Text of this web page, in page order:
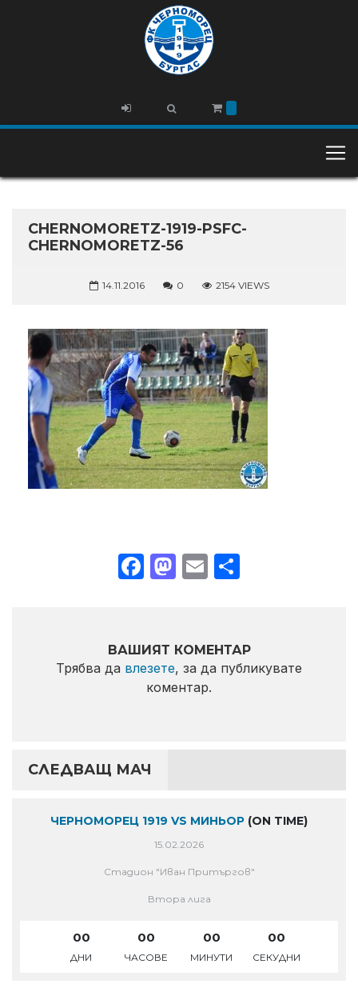
CHERNOMORETZ-1919-PSFC-
CHERNOMORETZ-56
14.11.2016 0 2154 VIEWS
Facebook
Mastodon
Email
ВАШИЯТ КОМЕНТАР
Трябва да влезете, за да публикувате
коментар.
СЛЕДВАЩ МАЧ
ЧЕРНОМОРЕЦ 1919 VS МИНЬОР (ON TIME)
15.02.2026
Стадион "Иван Притъргов"
Втора лига
00
ДНИ
00
ЧАСОВЕ
00
МИНУТИ
00
СЕКУДНИ